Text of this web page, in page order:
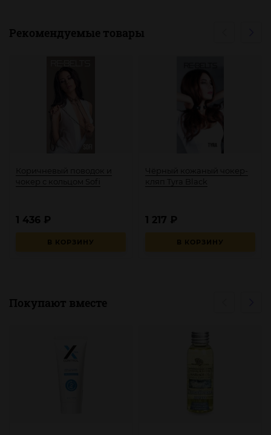
Рекомендуемые товары
Коричневый поводок и
чокер с кольцом Sofi
В КОРЗИНУ
1 436 ₽
Чёрный кожаный чокер-
кляп Tyra Black
В КОРЗИНУ
1 217 ₽
Покупают вместе